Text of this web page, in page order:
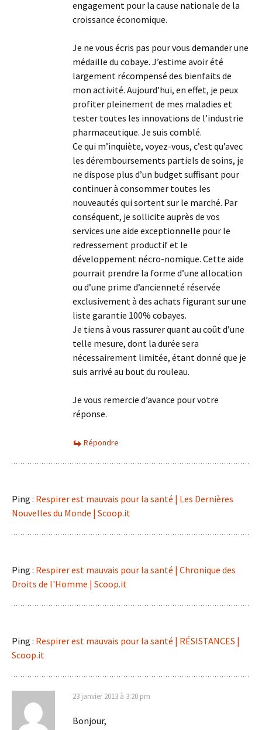
engagement pour la cause nationale de la
croissance économique.
Je ne vous écris pas pour vous demander une
médaille du cobaye. J’estime avoir été
largement récompensé des bienfaits de
mon activité. Aujourd’hui, en effet, je peux
profiter pleinement de mes maladies et
tester toutes les innovations de l’industrie
pharmaceutique. Je suis comblé.
Ce qui m’inquiète, voyez-vous, c’est qu’avec
les déremboursements partiels de soins, je
ne dispose plus d’un budget suffisant pour
continuer à consommer toutes les
nouveautés qui sortent sur le marché. Par
conséquent, je sollicite auprès de vos
services une aide exceptionnelle pour le
redressement productif et le
développement nécro-nomique. Cette aide
pourrait prendre la forme d’une allocation
ou d’une prime d’ancienneté réservée
exclusivement à des achats figurant sur une
liste garantie 100% cobayes.
Je tiens à vous rassurer quant au coût d’une
telle mesure, dont la durée sera
nécessairement limitée, étant donné que je
suis arrivé au bout du rouleau.
Je vous remercie d’avance pour votre
réponse.
Répondre
Ping : Respirer est mauvais pour la santé | Les Dernières
Nouvelles du Monde | Scoop.it
Ping : Respirer est mauvais pour la santé | Chronique des
Droits de l'Homme | Scoop.it
Ping : Respirer est mauvais pour la santé | RÉSISTANCES |
Scoop.it
23 janvier 2013 à 3:20 pm
Bonjour,